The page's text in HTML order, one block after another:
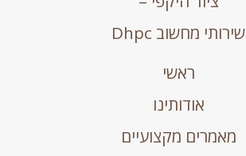
שירותי מחשוב Dhpc
ראשי
אודותינו
מאמרים מקצועיים